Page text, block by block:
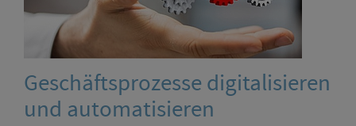
Geschäftsprozesse digitalisieren
und automatisieren